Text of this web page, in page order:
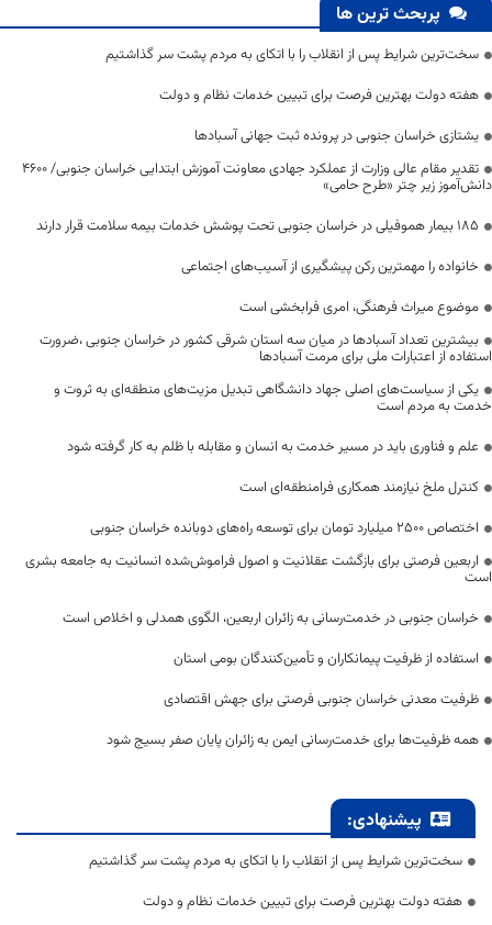
پربحث ترین ها
سخت‌ترین شرایط پس از انقلاب را با اتکای به مردم پشت سر گذاشتیم
هفته دولت بهترین فرصت برای تبیین خدمات نظام و دولت
یشتازی خراسان جنوبی در پرونده ثبت جهانی آسبادها
تقدیر مقام عالی وزارت از عملکرد جهادی معاونت آموزش ابتدایی خراسان جنوبی/ ۴۶۰۰
دانش‌آموز زیر چتر «طرح حامی»
۱۸۵ بیمار هموفیلی در خراسان جنوبی تحت پوشش خدمات بیمه سلامت قرار دارند
خانواده را مهمترین رکن پیشگیری از آسیب‌های اجتماعی
موضوع میراث فرهنگی، امری فرابخشی است
بیشترین تعداد آسبادها در میان سه استان شرقی کشور در خراسان جنوبی ،ضرورت
استفاده از اعتبارات ملی برای مرمت آسبادها
یکی از سیاست‌های اصلی جهاد دانشگاهی تبدیل مزیت‌های منطقه‌ای به ثروت و
خدمت به مردم است
علم و فناوری باید در مسیر خدمت به انسان و مقابله با ظلم به کار گرفته شود
کنترل ملخ نیازمند همکاری فرامنطقه‌ای است
اختصاص 2500 میلیارد تومان برای توسعه راه‌های دوبانده خراسان جنوبی
اربعین فرصتی برای بازگشت عقلانیت و اصول فراموش‌شده انسانیت به جامعه بشری
است
خراسان جنوبی در خدمت‌رسانی به زائران اربعین، الگوی همدلی و اخلاص است
استفاده از ظرفیت پیمانکاران و تأمین‌کنندگان بومی استان
ظرفیت معدنی خراسان جنوبی فرصتی برای جهش اقتصادی
همه ظرفیت‌ها برای خدمت‌رسانی ایمن به زائران پایان صفر بسیج شود
پیشنهادی:
سخت‌ترین شرایط پس از انقلاب را با اتکای به مردم پشت سر گذاشتیم
هفته دولت بهترین فرصت برای تبیین خدمات نظام و دولت